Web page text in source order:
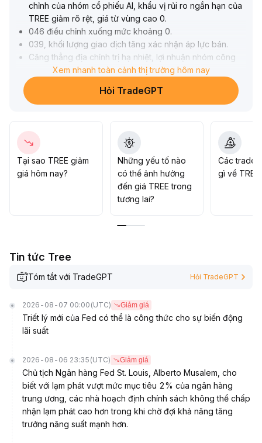
chỉnh của nhóm cổ phiếu AI, khẩu vị rủi ro ngắn hạn của
TREE giảm rõ rệt, giá từ vùng cao 0.
046 điều chỉnh xuống mức khoảng 0.
039, khối lượng giao dịch tăng xác nhận áp lực bán.
Căng thẳng địa chính trị hạ nhiệt, lợi nhuận nhóm công
nghệ cải thiện thúc đẩy tâm lý thị trường ổn định trở lại,
TREE ở vùng thấp được dòng tiền hấp thụ, vùng 0
038–0
039 là kháng cự quan trọng, khối lượng chưa được cải
thiện rõ rệt, xu hướng đảo chiều chưa rõ ràng
Khuyến nghị chiến lược: Ngắn hạn theo dõi vùng 0.
034 giữ vững, nếu khối lượng tăng mạnh và phá vỡ 0
Nếu gặp trở ngại ở kháng cự thì tiếp tục đi ngang, giao
Xem nhanh toàn cảnh thị trường hôm nay
Hỏi TradeGPT
Tại sao TREE giảm
giá hôm nay?
Những yếu tố nào
có thể ảnh hưởng
đến giá TREE trong
tương lai?
Các trader
gì về
Tin tức Tree
Tóm tắt với TradeGPT Hỏi TradeGPT
2026-08-07 00:00 (UTC) Giảm giá
Triết lý mới của Fed có thể là công thức cho sự biến động
lãi suất
2026-08-06 23:35 (UTC) Giảm giá
Chủ tịch Ngân hàng Fed St. Louis, Alberto Musalem, cho
biết với lạm phát vượt mức mục tiêu 2% của ngân hàng
trung ương, các nhà hoạch định chính sách không thể chấp
nhận lạm phát cao hơn trong khi chờ đợi khả năng tăng
trưởng năng suất mạnh hơn.